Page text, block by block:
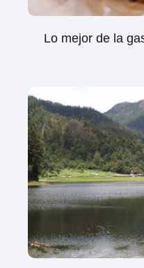
Lo mejor de la